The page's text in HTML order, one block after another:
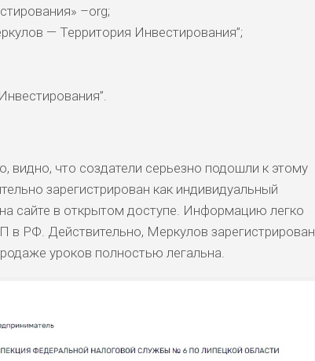
СРЕДНИ
ВЫСОК
НИЗКИЙ
НИЗКИЕ
НИЗКИЕ
–org;
— Территория Инвестирования”;
видно, что создатели серьезно подошли к этому
зарегистрирован как индивидуальный
сайте в открытом доступе. Информацию легко
в РФ. Действительно, Меркулов зарегистрирован
уроков полностью легальна.